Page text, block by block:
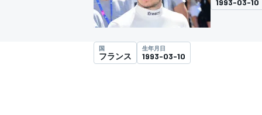
国
フランス
生年月日
1993-03-10